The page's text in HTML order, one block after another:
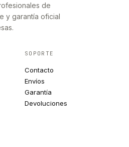
de
y garantía oficial
SOPORTE
Contacto
Envíos
Garantía
Devoluciones